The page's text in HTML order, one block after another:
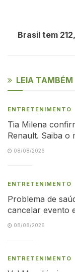
Brasil tem
LEIA TAMBÉM
ENTRETENIMENTO
Tia Milena
Renault. Saiba o
08/08/2026
ENTRETENIMENTO
Problema de
cancelar evento
08/08/2026
ENTRETENIMENTO